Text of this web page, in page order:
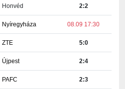
Nyíregyháza 08.09 17:30
ZTE 5:0
Újpest 2:4
PAFC 2:3